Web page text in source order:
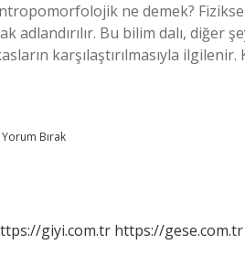
ne demek?
adlandırılır. Bu bilim dalı, diğer
karşılaştırılmasıyla ilgilenir.
Yorum Bırak
giyi.com.tr https://gese.com.tr